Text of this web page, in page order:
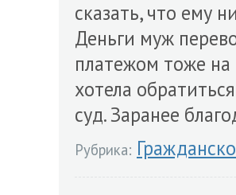
сказать, что ему
Деньги муж
платежом тоже
хотела
суд. Заранее
Рубрика: